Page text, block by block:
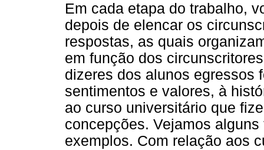
Em cada etapa do trabalho,
depois de elencar os
respostas, as quais
em função dos
dizeres dos alunos egressos
sentimentos e valores, à
ao curso universitário que
concepções. Vejamos
exemplos. Com relação aos